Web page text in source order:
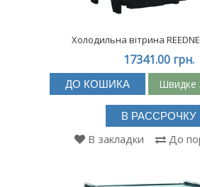
Холодильна вітрина
17341.00 грн.
ДО КОШИКА Швидке
В РАССРОЧКУ
В закладки До